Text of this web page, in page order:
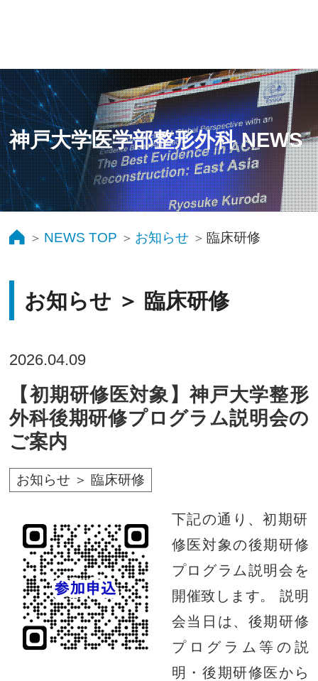
神戸大学医学部整形外科 NEWS
NEWS TOP お知らせ 臨床研修
お知らせ ＞ 臨床研修
2026.04.09
【初期研修医対象】神戸大学整形
外科後期研修プログラム説明会の
ご案内
お知らせ ＞ 臨床研修
下記の通り、初期研
修医対象の後期研修
プログラム説明会を
開催致します。 説明
会当日は、後期研修
プログラム等の説
明・後期研修医から